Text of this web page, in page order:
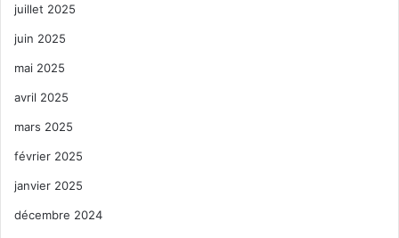
juillet 2025
juin 2025
mai 2025
avril 2025
mars 2025
février 2025
janvier 2025
décembre 2024